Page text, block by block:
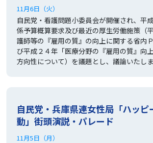
11月6日（火）
自民党・看護問題小委員会が開催され、平
係予算概算要求及び最近の厚生労働施策（
護師等の『雇用の質』の向上に関する省内
び平成２４年「医療分野の『雇用の質』向
方向性について）を議題とし、議論いたしま
自民党・兵庫県連女性局「ハッピ
動」街頭演説・パレード
11月5日（月）